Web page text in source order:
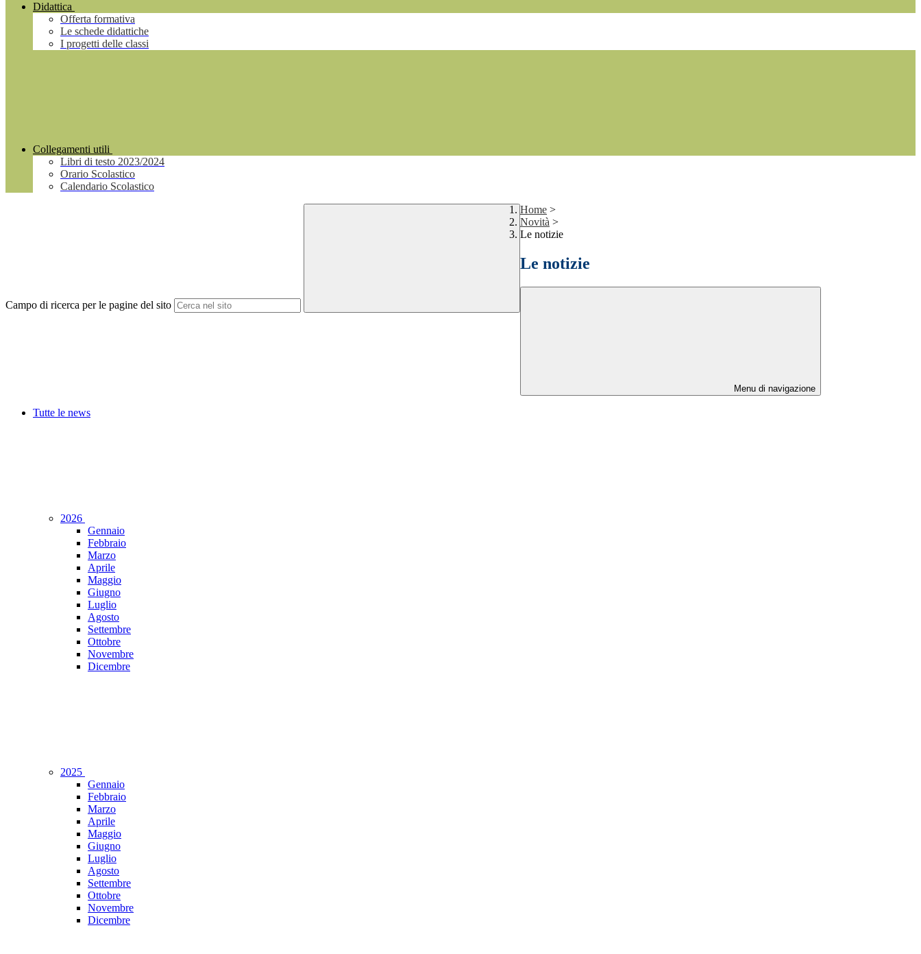
Didattica
Offerta formativa
Le schede didattiche
I progetti delle classi
Collegamenti utili
Libri di testo 2023/2024
Orario Scolastico
Calendario Scolastico
Campo di ricerca per le pagine del sito
Home >
Novità >
Le notizie
Le notizie
Menu di navigazione
Tutte le news
2026
Gennaio
Febbraio
Marzo
Aprile
Maggio
Giugno
Luglio
Agosto
Settembre
Ottobre
Novembre
Dicembre
2025
Gennaio
Febbraio
Marzo
Aprile
Maggio
Giugno
Luglio
Agosto
Settembre
Ottobre
Novembre
Dicembre